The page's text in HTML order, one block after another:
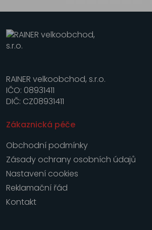
RAINER velkoobchod, s.r.o.
IČO: 08931411
DIČ: CZ08931411
Zákaznická péče
Obchodní podmínky
Zásady ochrany osobních údajů
Nastavení cookies
Reklamační řád
Kontakt